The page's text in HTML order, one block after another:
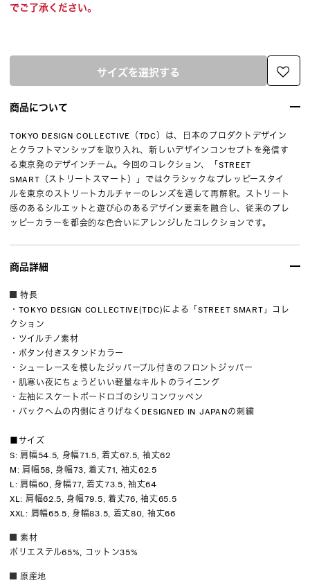
でご了承ください。
サイズを選択する
商品について
TOKYO DESIGN COLLECTIVE（TDC）は、日本のプロダクトデザイン
とクラフトマンシップを取り入れ、新しいデザインコンセプトを発信す
る東京発のデザインチーム。今回のコレクション、「STREET
SMART（ストリートスマート）」ではクラシックなプレッピースタイ
ルを東京のストリートカルチャーのレンズを通して再解釈。ストリート
感のあるシルエットと遊び心のあるデザイン要素を融合し、従来のプレ
ッピーカラーを都会的な色合いにアレンジしたコレクションです。
商品詳細
特長
・TOKYO DESIGN COLLECTIVE(TDC)による「STREET SMART」コレ
クション
・ツイルチノ素材
・ボタン付きスタンドカラー
・シューレースを模したジッパープル付きのフロントジッパー
・肌寒い夜にちょうどいい軽量なキルトのライニング
・左袖にスケートボードロゴのシリコンワッペン
・バックヘムの内側にさりげなくDESIGNED IN JAPANの刺繍
■サイズ
S: 肩幅54.5, 身幅71.5, 着丈67.5, 袖丈62
M: 肩幅58, 身幅73, 着丈71, 袖丈62.5
L: 肩幅60, 身幅77, 着丈73.5, 袖丈64
XL: 肩幅62.5, 身幅79.5, 着丈76, 袖丈65.5
XXL: 肩幅65.5, 身幅83.5, 着丈80, 袖丈66
素材
ポリエステル65%, コットン35%
原産地